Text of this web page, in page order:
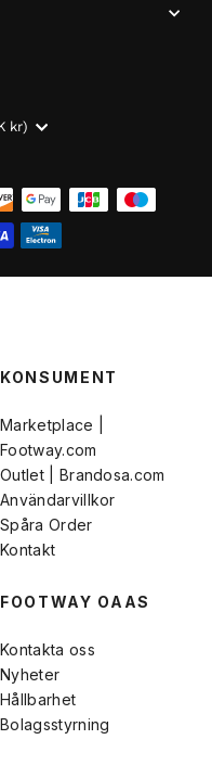
kr)
KONSUMENT
Marketplace |
Footway.com
Outlet | Brandosa.com
Användarvillkor
Spåra Order
Kontakt
FOOTWAY OAAS
Kontakta oss
Nyheter
Hållbarhet
Bolagsstyrning